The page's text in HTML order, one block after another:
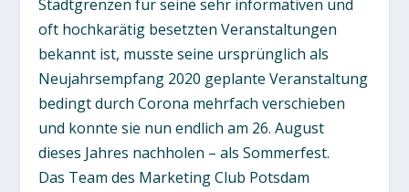
Stadtgrenzen für seine sehr informativen und
oft hochkarätig besetzten Veranstaltungen
bekannt ist, musste seine ursprünglich als
Neujahrsempfang 2020 geplante Veranstaltung
bedingt durch Corona mehrfach verschieben
und konnte sie nun endlich am 26. August
dieses Jahres nachholen – als Sommerfest.
Das Team des Marketing Club Potsdam